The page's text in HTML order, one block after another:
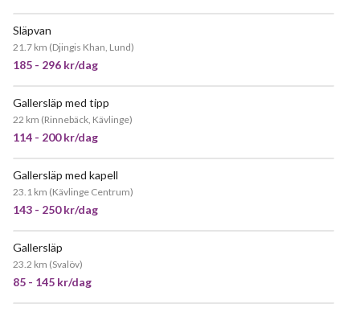
Släpvan
21.7 km (Djingis Khan, Lund)
185 - 296 kr/dag
Gallersläp med tipp
22 km (Rinnebäck, Kävlinge)
114 - 200 kr/dag
Gallersläp med kapell
23.1 km (Kävlinge Centrum)
143 - 250 kr/dag
Gallersläp
23.2 km (Svalöv)
85 - 145 kr/dag